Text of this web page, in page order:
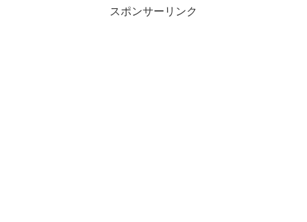
スポンサーリンク